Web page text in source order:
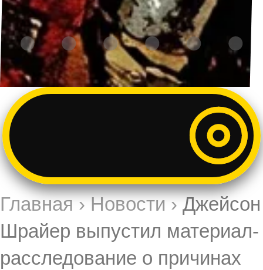
Главная›Новости›Джейсон
Шрайер выпустил материал-
расследование о причинах